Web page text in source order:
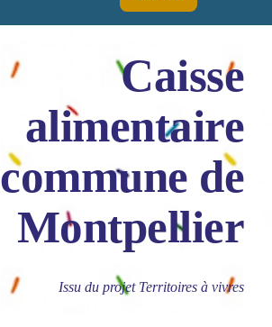
Caisse
alimentaire
commune de
Montpellier
Issu du projet Territoires à vivres